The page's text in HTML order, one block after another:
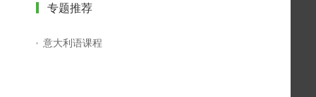
专题推荐
意大利语课程